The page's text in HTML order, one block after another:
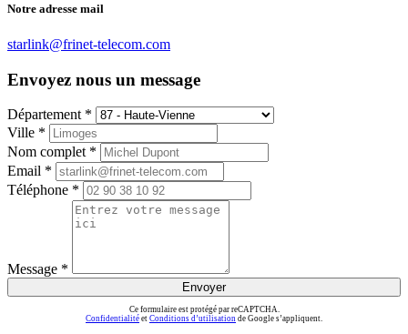
Notre adresse mail
starlink@frinet-telecom.com
Envoyez nous un message
Département *
Ville *
Nom complet *
Email *
Téléphone *
Message *
Envoyer
Ce formulaire est protégé par reCAPTCHA.
Confidentialité et Conditions d’utilisation de Google s’appliquent.